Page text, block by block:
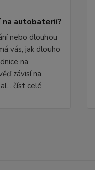
na autobaterii?
nebo dlouhou
vás, jak dlouho
na
závisí na
číst celé